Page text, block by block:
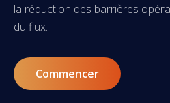
la réduction des barrières
du flux.
Commencer